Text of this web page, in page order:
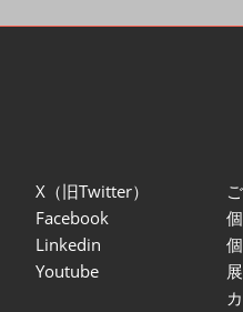
X（旧Twitter）
Facebook
Linkedin
Youtube